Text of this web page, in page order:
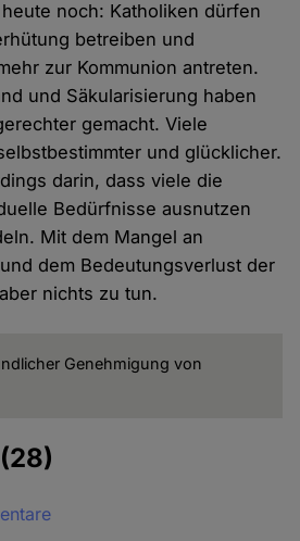
noch: Katholiken dürfen
betreiben und
zur Kommunion antreten.
und Säkularisierung haben
gemacht. Viele
und glücklicher.
darin, dass viele die
Bedürfnisse ausnutzen
Mit dem Mangel an
dem Bedeutungsverlust der
nichts zu tun.
Genehmigung von
(28)